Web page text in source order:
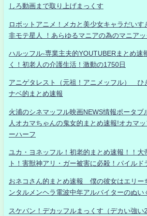
しろ動画まで取り上げまっくす
ロボットアニメ！メカと美少女キャラだいす
非モテ星人 ！あらゆるマニアの為のマニアッ
ハルッフル-専業主夫的YOUTUBERまとめ速
く！初老人の介護生活！激動の1750日
アニゲタレスト（元祖！アニメッフル） ひ
ナベ的まとめ速報
火浦のシネマッフル映画NEWS情報ポータブ
人オカマちゃんの鬼女的まとめ速報!オカマ
ーハーフ
ユカ・ヨネッフル！初老的まとめ速報！！大
ト！害獣神アリ・ガー被害に必殺！パイルド
おネコさん的まとめ速報 僕の彼女はエリー
ンタルメンヘラ電波中年アルバイターのぬい
スケバン！デカッフルまっくす（デカい強い